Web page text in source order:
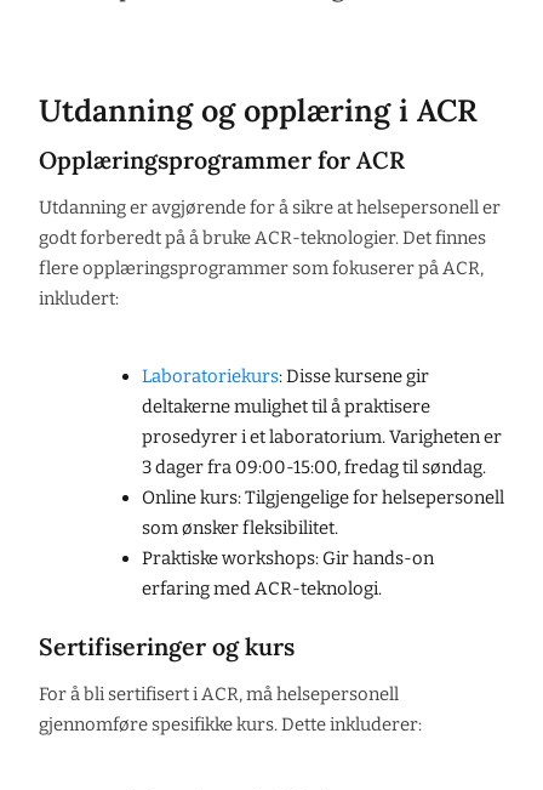
Utdanning og opplæring i ACR
Opplæringsprogrammer for ACR
Utdanning er avgjørende for å sikre at helsepersonell er
godt forberedt på å bruke ACR-teknologier. Det finnes
flere opplæringsprogrammer som fokuserer på ACR,
inkludert:
Laboratoriekurs: Disse kursene gir
deltakerne mulighet til å praktisere
prosedyrer i et laboratorium. Varigheten er
3 dager fra 09:00-15:00, fredag til søndag.
Online kurs: Tilgjengelige for helsepersonell
som ønsker fleksibilitet.
Praktiske workshops: Gir hands-on
erfaring med ACR-teknologi.
Sertifiseringer og kurs
For å bli sertifisert i ACR, må helsepersonell
gjennomføre spesifikke kurs. Dette inkluderer: